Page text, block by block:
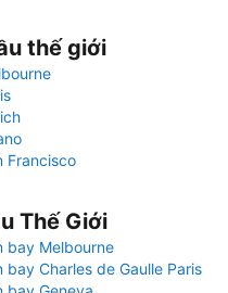
thế giới
Francisco
Thế Giới
bay Melbourne
bay Charles de Gaulle Paris